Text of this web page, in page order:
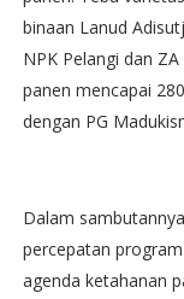
binaan Lanud
NPK Pelangi dan
panen mencapai
dengan PG
Dalam
percepatan
agenda ketahanan